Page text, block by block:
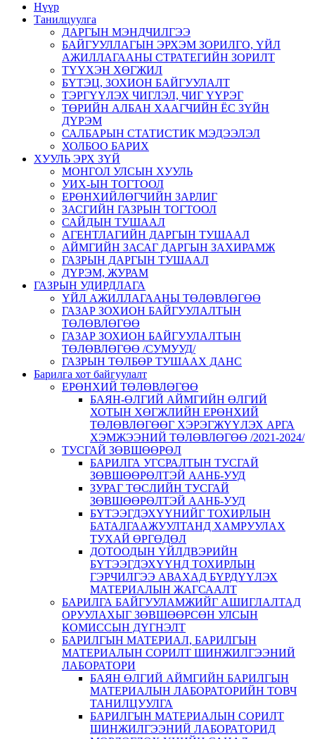
Нүүр
Танилцуулга
ДАРГЫН МЭНДЧИЛГЭЭ
БАЙГУУЛЛАГЫН ЭРХЭМ ЗОРИЛГО, ҮЙЛ
АЖИЛЛАГААНЫ СТРАТЕГИЙН ЗОРИЛТ
ТҮҮХЭН ХӨГЖИЛ
БҮТЭЦ, ЗОХИОН БАЙГУУЛАЛТ
ТЭРГҮҮЛЭХ ЧИГЛЭЛ, ЧИГ ҮҮРЭГ
ТӨРИЙН АЛБАН ХААГЧИЙН ЁС ЗҮЙН
ДҮРЭМ
САЛБАРЫН СТАТИСТИК МЭДЭЭЛЭЛ
ХОЛБОО БАРИХ
ХУУЛЬ ЭРХ ЗҮЙ
МОНГОЛ УЛСЫН ХУУЛЬ
УИХ-ЫН ТОГТООЛ
ЕРӨНХИЙЛӨГЧИЙН ЗАРЛИГ
ЗАСГИЙН ГАЗРЫН ТОГТООЛ
САЙДЫН ТУШААЛ
АГЕНТЛАГИЙН ДАРГЫН ТУШААЛ
АЙМГИЙН ЗАСАГ ДАРГЫН ЗАХИРАМЖ
ГАЗРЫН ДАРГЫН ТУШААЛ
ДҮРЭМ, ЖУРАМ
ГАЗРЫН УДИРДЛАГА
ҮЙЛ АЖИЛЛАГААНЫ ТӨЛӨВЛӨГӨӨ
ГАЗАР ЗОХИОН БАЙГУУЛАЛТЫН
ТӨЛӨВЛӨГӨӨ
ГАЗАР ЗОХИОН БАЙГУУЛАЛТЫН
ТӨЛӨВЛӨГӨӨ /СУМУУД/
ГАЗРЫН ТӨЛБӨР ТУШААХ ДАНС
Барилга хот байгуулалт
ЕРӨНХИЙ ТӨЛӨВЛӨГӨӨ
БАЯН-ӨЛГИЙ АЙМГИЙН ӨЛГИЙ
ХОТЫН ХӨГЖЛИЙН ЕРӨНХИЙ
ТӨЛӨВЛӨГӨӨГ ХЭРЭГЖҮҮЛЭХ АРГА
ХЭМЖЭЭНИЙ ТӨЛӨВЛӨГӨӨ /2021-2024/
ТУСГАЙ ЗӨВШӨӨРӨЛ
БАРИЛГА УГСРАЛТЫН ТУСГАЙ
ЗӨВШӨӨРӨЛТЭЙ ААНБ-УУД
ЗУРАГ ТӨСЛИЙН ТУСГАЙ
ЗӨВШӨӨРӨЛТЭЙ ААНБ-УУД
БҮТЭЭГДЭХҮҮНИЙГ ТОХИРЛЫН
БАТАЛГААЖУУЛТАНД ХАМРУУЛАХ
ТУХАЙ ӨРГӨДӨЛ
ДОТООДЫН ҮЙЛДВЭРИЙН
БҮТЭЭГДЭХҮҮНД ТОХИРЛЫН
ГЭРЧИЛГЭЭ АВАХАД БҮРДҮҮЛЭХ
МАТЕРИАЛЫН ЖАГСААЛТ
БАРИЛГА БАЙГУУЛАМЖИЙГ АШИГЛАЛТАД
ОРУУЛАХЫГ ЗӨВШӨӨРСӨН УЛСЫН
КОМИССЫН ДҮГНЭЛТ
БАРИЛГЫН МАТЕРИАЛ, БАРИЛГЫН
МАТЕРИАЛЫН СОРИЛТ ШИНЖИЛГЭЭНИЙ
ЛАБОРАТОРИ
БАЯН ӨЛГИЙ АЙМГИЙН БАРИЛГЫН
МАТЕРИАЛЫН ЛАБОРАТОРИЙН ТОВЧ
ТАНИЛЦУУЛГА
БАРИЛГЫН МАТЕРИАЛЫН СОРИЛТ
ШИНЖИЛГЭЭНИЙ ЛАБОРАТОРИД